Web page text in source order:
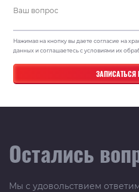
Нажимая на кнопку вы даете согласие на
данных и соглашаетесь с условиями их
Остались
Мы с удовольствием